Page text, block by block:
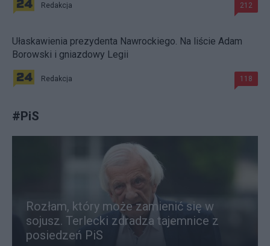
Redakcja 212
Ułaskawienia prezydenta Nawrockiego. Na liście Adam
Borowski i gniazdowy Legii
Redakcja 118
#PiS
Rozłam, który może zamienić się w
sojusz. Terlecki zdradza tajemnice z
posiedzeń PiS